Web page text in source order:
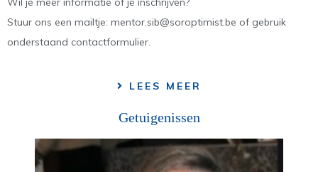
Stuur ons een mailtje: mentor.sib@soroptimist.be of gebruik
onderstaand contactformulier.
LEES MEER
Getuigenissen